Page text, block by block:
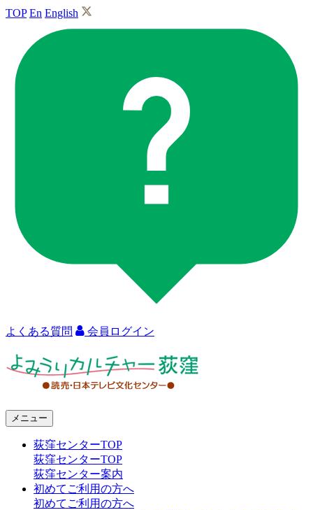
TOP En English
よくある質問 会員ログイン
メニュー
荻窪センターTOP
荻窪センターTOP
荻窪センター案内
初めてご利用の方へ
初めてご利用の方へ